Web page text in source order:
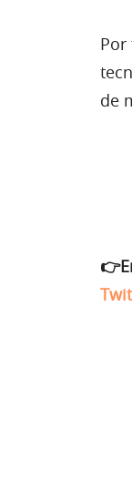
Por
de